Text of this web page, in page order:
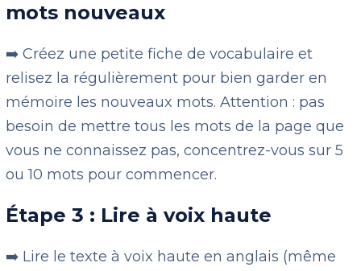
mots nouveaux
➡️ Créez une petite fiche de vocabulaire et
relisez la régulièrement pour bien garder en
mémoire les nouveaux mots. Attention : pas
besoin de mettre tous les mots de la page que
vous ne connaissez pas, concentrez-vous sur 5
ou 10 mots pour commencer.
Étape 3 : Lire à voix haute
➡️ Lire le texte à voix haute en anglais (même